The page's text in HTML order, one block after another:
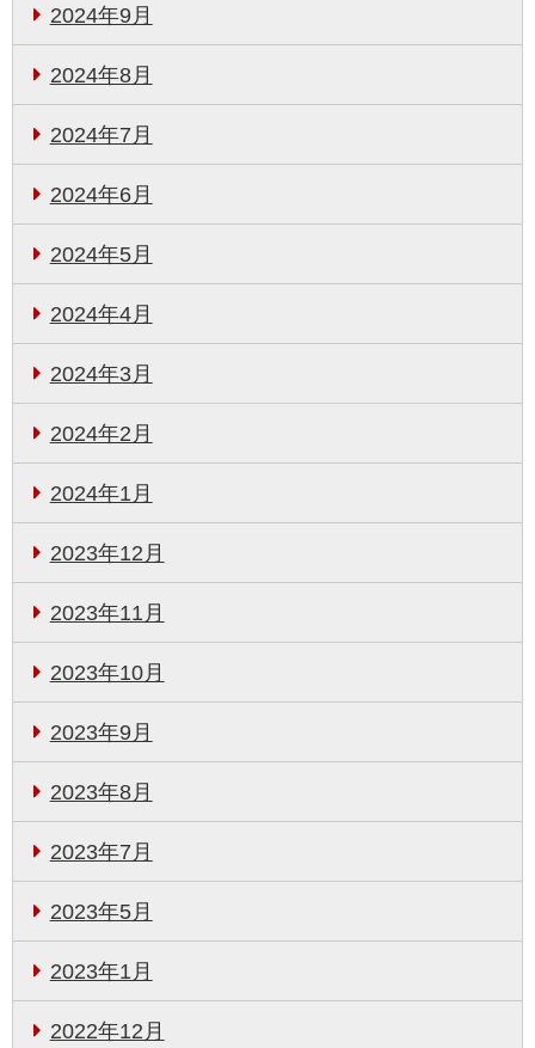
2024年9月
2024年8月
2024年7月
2024年6月
2024年5月
2024年4月
2024年3月
2024年2月
2024年1月
2023年12月
2023年11月
2023年10月
2023年9月
2023年8月
2023年7月
2023年5月
2023年1月
2022年12月